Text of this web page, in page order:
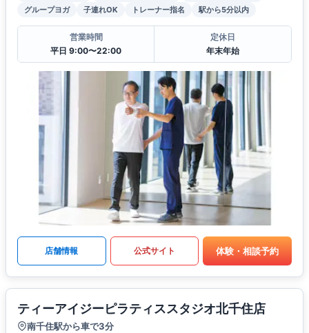
グループヨガ
子連れOK トレーナー指名 駅から5分以内
営業時間
平日 9:00〜22:00
定休日
年末年始
店舗情報 公式サイト 体験・相談予約
ティーアイジーピラティススタジオ北千住店
南千住駅から車で3分